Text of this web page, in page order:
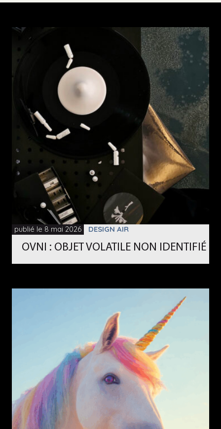
publié le 8 mai 2026 DESIGN AIR
OVNI : OBJET VOLATILE NON IDENTIFIÉ